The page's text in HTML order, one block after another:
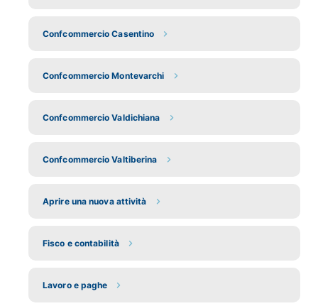
Confcommercio Casentino
Confcommercio Montevarchi
Confcommercio Valdichiana
Confcommercio Valtiberina
Aprire una nuova attività
Fisco e contabilità
Lavoro e paghe